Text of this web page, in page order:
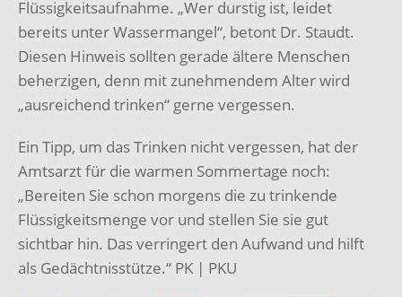
Flüssigkeitsaufnahme. „Wer durstig ist, leidet
bereits unter Wassermangel“, betont Dr. Staudt.
Diesen Hinweis sollten gerade ältere Menschen
beherzigen, denn mit zunehmendem Alter wird
„ausreichend trinken“ gerne vergessen.
Ein Tipp, um das Trinken nicht vergessen, hat der
Amtsarzt für die warmen Sommertage noch:
„Bereiten Sie schon morgens die zu trinkende
Flüssigkeitsmenge vor und stellen Sie sie gut
sichtbar hin. Das verringert den Aufwand und hilft
als Gedächtnisstütze.“ PK | PKU